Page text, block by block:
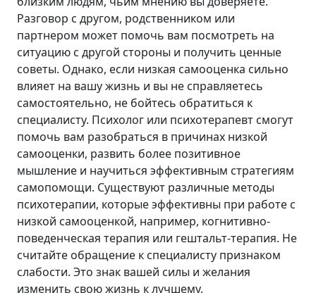
Разговор с другом, родственником или
партнером может помочь вам посмотреть на
ситуацию с другой стороны и получить ценные
советы. Однако, если низкая самооценка сильно
влияет на вашу жизнь и вы не справляетесь
самостоятельно, не бойтесь обратиться к
специалисту. Психолог или психотерапевт смогут
помочь вам разобраться в причинах низкой
самооценки, развить более позитивное
мышление и научиться эффективным стратегиям
самопомощи. Существуют различные методы
психотерапии, которые эффективны при работе с
низкой самооценкой, например, когнитивно-
поведенческая терапия или гештальт-терапия. Не
считайте обращение к специалисту признаком
слабости. Это знак вашей силы и желания
изменить свою жизнь к лучшему.